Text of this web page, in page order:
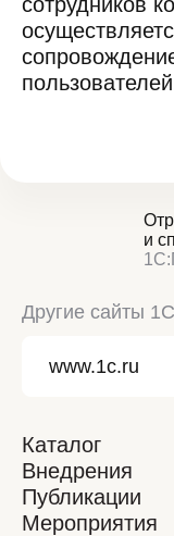
и
Другие сайты 1С
Каталог
Внедрения
Публикации
Мероприятия